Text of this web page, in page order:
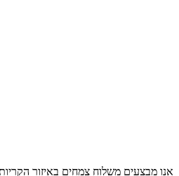
אנו מבצעים משלוח צמחים באיזור